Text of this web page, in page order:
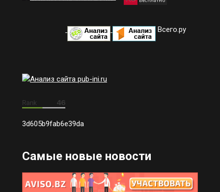
Всего.ру
3d605b9fab6e39da
Самые новые новости